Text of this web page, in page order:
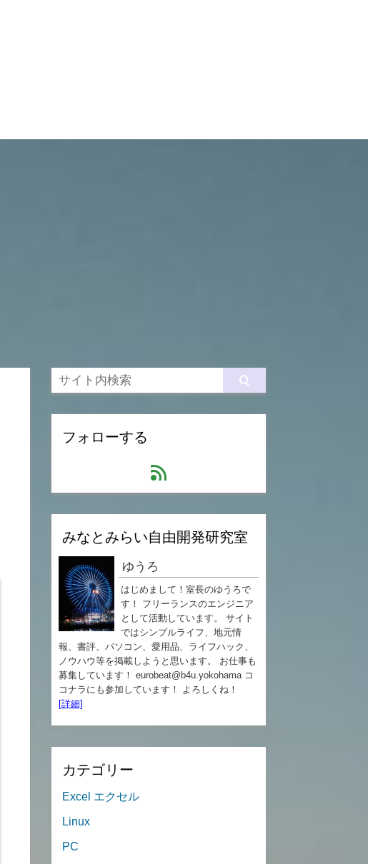
フォローする
feed
みなとみらい自由開発研究室
ゆうろ
はじめまして！室長のゆうろで
す！ フリーランスのエンジニア
として活動しています。 サイト
ではシンプルライフ、地元情
報、書評、パソコン、愛用品、ライフハック、
ノウハウ等を掲載しようと思います。 お仕事も
募集しています！ eurobeat@b4u.yokohama コ
コナラにも参加しています！ よろしくね！
[詳細]
カテゴリー
Excel エクセル
Linux
PC